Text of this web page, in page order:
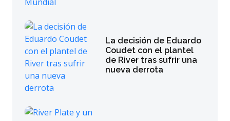
La decisión de Eduardo
Coudet con el plantel
de River tras sufrir una
nueva derrota